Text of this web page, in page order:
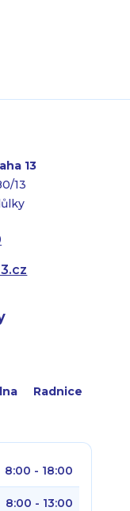
13
13
Radnice
8:00 - 18:00
8:00 - 13:00